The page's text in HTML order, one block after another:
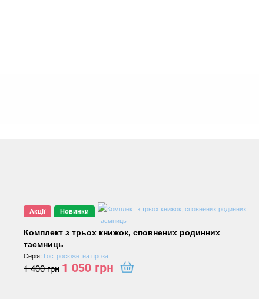
Акції Новинки
Комплект з трьох книжок, сповнених родинних
таємниць
Серія: Гостросюжетна проза
1 400грн 1 050 грн